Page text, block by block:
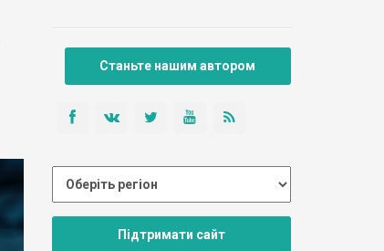
Станьте нашим автором
Підтримати сайт